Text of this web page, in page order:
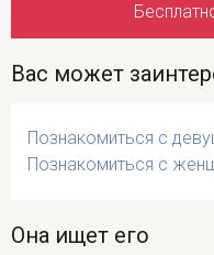
Вас может
Познакомиться с
Познакомиться с
Она ищет его